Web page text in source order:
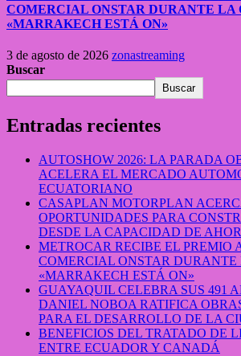
COMERCIAL ONSTAR DURANTE LA
«MARRAKECH ESTÁ ON»
3 de agosto de 2026 zonastreaming
Buscar
Buscar
Entradas recientes
AUTOSHOW 2026: LA PARADA
ACELERA EL MERCADO
ECUATORIANO
CASAPLAN MOTORPLAN
OPORTUNIDADES PARA
DESDE LA CAPACIDAD DE
METROCAR RECIBE EL PREMIO
COMERCIAL ONSTAR
«MARRAKECH ESTÁ ON»
GUAYAQUIL CELEBRA SUS 491
DANIEL NOBOA RATIFICA
PARA EL DESARROLLO DE LA
BENEFICIOS DEL TRATADO DE
ENTRE ECUADOR Y CANADÁ